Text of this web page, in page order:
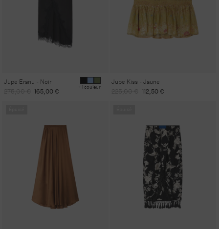
Jupe Eranu - Noir
Prix
275,00 € Prix
165,00 € +1 couleur
Jupe Kiss - Jaune
Prix
225,00 € Prix
112,50 €